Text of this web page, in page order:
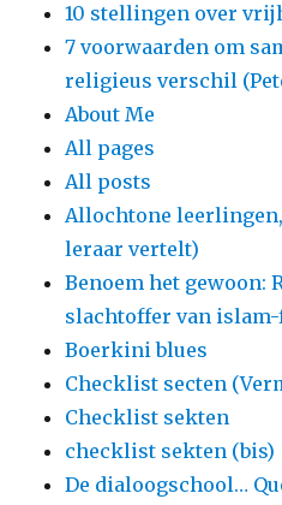
10 stellingen over
7 voorwaarden om
religieus verschil
About Me
All pages
All posts
Allochtone
leraar vertelt)
Benoem het gewoon:
slachtoffer van
Boerkini blues
Checklist secten
Checklist sekten
checklist sekten (bis)
De dialoogschool…